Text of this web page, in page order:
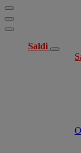
Saldi